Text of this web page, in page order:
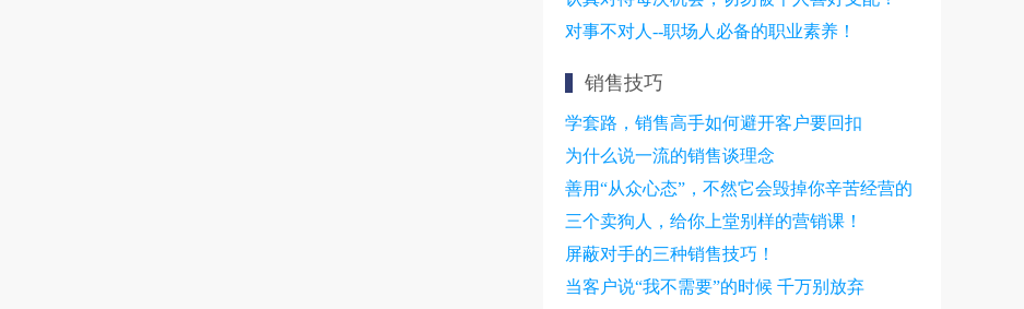
对事不对人--职场人必备的职业素养！
销售技巧
学套路，销售高手如何避开客户要回扣
为什么说一流的销售谈理念
善用“从众心态”，不然它会毁掉你辛苦经营的
营销成果
三个卖狗人，给你上堂别样的营销课！
屏蔽对手的三种销售技巧！
当客户说“我不需要”的时候 千万别放弃